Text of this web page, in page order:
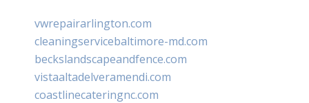
vwrepairarlington.com
cleaningservicebaltimore-md.com
beckslandscapeandfence.com
vistaaltadelveramendi.com
coastlinecateringnc.com